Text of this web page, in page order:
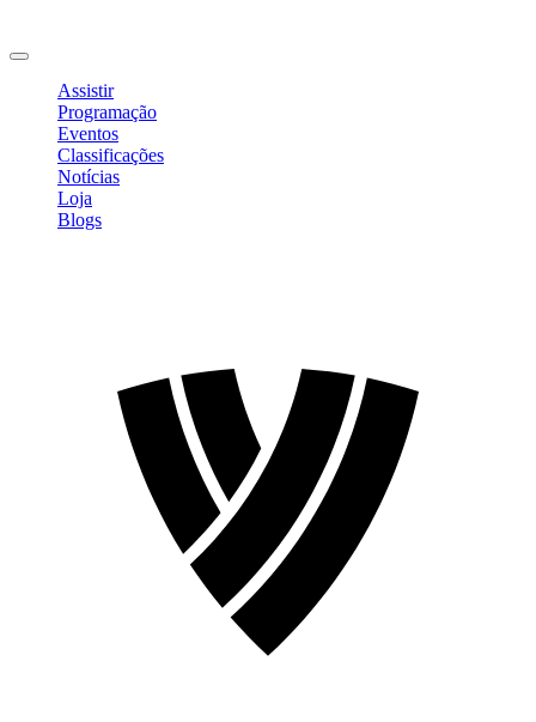
Assistir
Programação
Eventos
Classificações
Notícias
Loja
Blogs